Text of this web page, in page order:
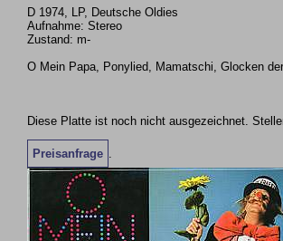
D 1974, LP, Deutsche Oldies
Aufnahme: Stereo
Zustand: m-
O Mein Papa, Ponylied, Mamatschi, Glocken
Diese Platte ist noch nicht ausgezeichnet.
Preisanfrage